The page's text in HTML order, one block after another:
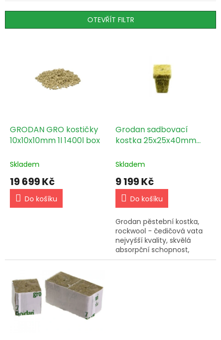
í
OTEVŘÍT FILTR
d
u
GRODAN GRO kostičky
10x10x10mm 1l 1400l box
Skladem
19 699 Kč
Do košíku
Grodan sadbovací
kostka 25x25x40mm
6000ks box
Skladem
9 199 Kč
Do košíku
Grodan pěstební kostka,
rockwool - čedičová vata
nejvyšší kvality, skvělá
absorpční schopnost,
rozměry: 25x25x40 - bez